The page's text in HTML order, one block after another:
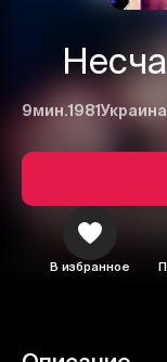
9мин.1981Украина
В избранное